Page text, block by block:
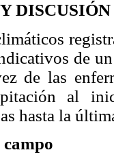
DISCUSIÓN
de
de las
al
hasta la